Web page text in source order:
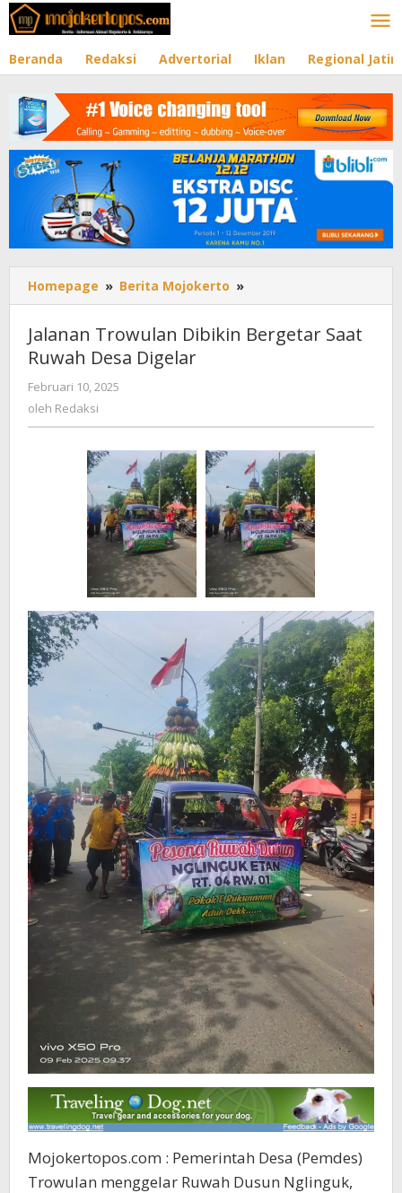
Lewati
ke
Beranda Redaksi Advertorial Iklan Regional Jatim
Homepage » Berita Mojokerto »
Trowulan
Bergetar
Jalanan Trowulan Dibikin Bergetar Saat
Ruwah Desa Digelar
Februari 10, 2025
oleh Redaksi
Mojokertopos.com : Pemerintah Desa (Pemdes)
Trowulan menggelar Ruwah Dusun Nglinguk,